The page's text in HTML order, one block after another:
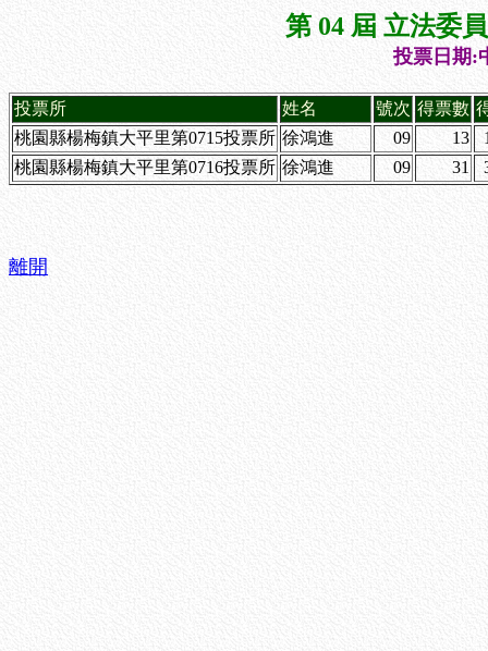
第 04 屆 立法委
投票日期:
投票所 姓名 號次 得票數
桃園縣楊梅鎮大平里第0715投票所 徐鴻進 09 13
桃園縣楊梅鎮大平里第0716投票所 徐鴻進 09 31
離開